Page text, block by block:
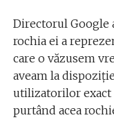
Directorul Google
rochia ei a
care o văzusem
aveam la
utilizatorilor exact
purtând acea